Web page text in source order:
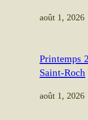
août 1, 2026
Printemps
Saint-Roch
août 1, 2026